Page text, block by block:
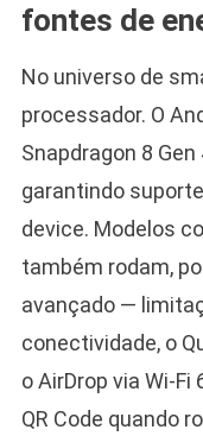
fontes de
No universo de
processador. O
Snapdragon 8 Gen
garantindo
device. Modelos
também rodam,
avançado —
conectividade, o
o AirDrop via Wi-Fi
QR Code quando